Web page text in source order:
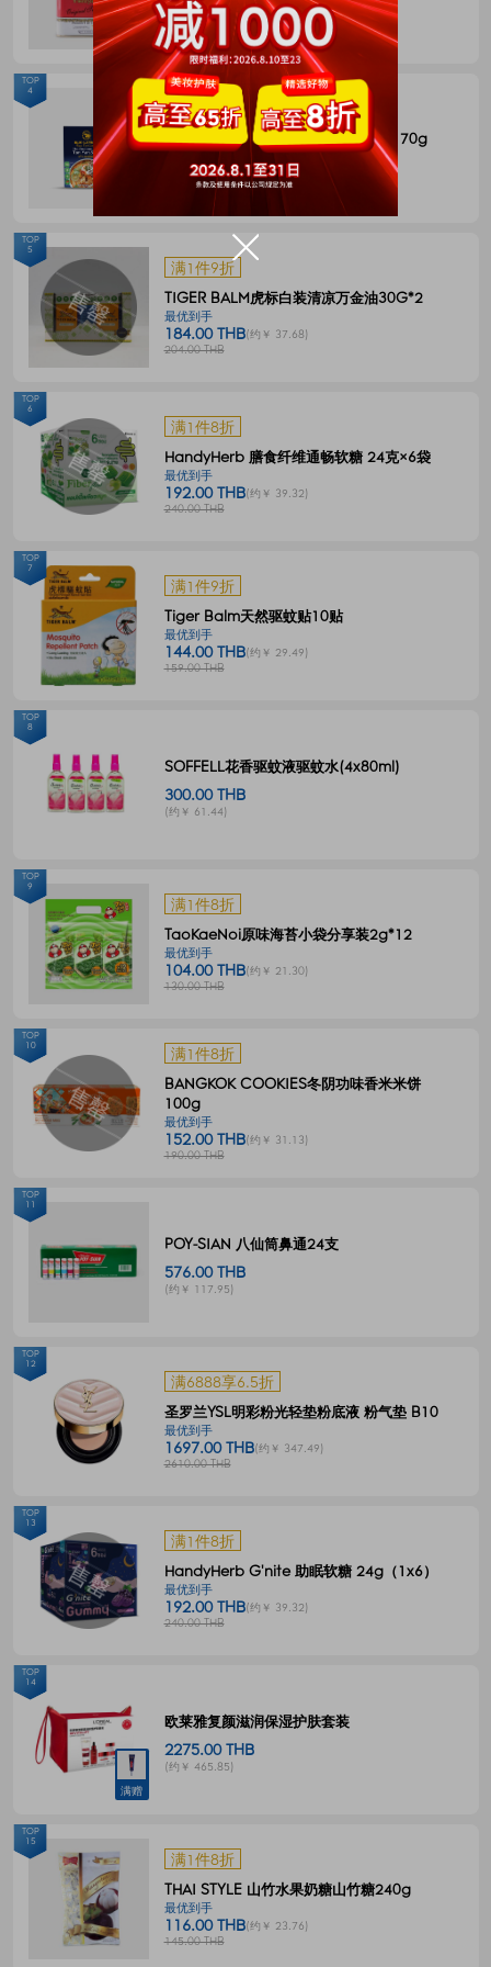
144.00 THB(约￥ 29.49)
180.00 THB
满1件8折
BLUE ELEPHANT 冬阴功一体式汤料 70g
55.00 THB(约￥ 11.27)
68.00 THB
TOP
4
满1件9折
TIGER BALM虎标白装清凉万金油30G*2
最优到手
184.00 THB(约￥ 37.68)
204.00 THB
TOP
5
满1件8折
HandyHerb 膳食纤维通畅软糖 24克×6袋
最优到手
192.00 THB(约￥ 39.32)
240.00 THB
TOP
6
满1件9折
Tiger Balm天然驱蚊贴10贴
最优到手
144.00 THB(约￥ 29.49)
159.00 THB
TOP
7
SOFFELL花香驱蚊液驱蚊水(4x80ml)
300.00 THB
(约￥ 61.44)
TOP
8
满1件8折
TaoKaeNoi原味海苔小袋分享装2g*12
最优到手
104.00 THB(约￥ 21.30)
130.00 THB
TOP
9
满1件8折
BANGKOK COOKIES冬阴功味香米米饼
100g
最优到手
152.00 THB(约￥ 31.13)
190.00 THB
TOP
10
POY-SIAN 八仙筒鼻通24支
576.00 THB
(约￥ 117.95)
TOP
11
满6888享6.5折
圣罗兰YSL明彩粉光轻垫粉底液 粉气垫 B10
最优到手
1697.00 THB(约￥ 347.49)
2610.00 THB
TOP
12
满1件8折
HandyHerb G'nite 助眠软糖 24g（1x6）
最优到手
192.00 THB(约￥ 39.32)
240.00 THB
TOP
13
满赠
欧莱雅复颜滋润保湿护肤套装
2275.00 THB
(约￥ 465.85)
TOP
14
满1件8折
THAI STYLE 山竹水果奶糖山竹糖240g
最优到手
116.00 THB(约￥ 23.76)
145.00 THB
TOP
15